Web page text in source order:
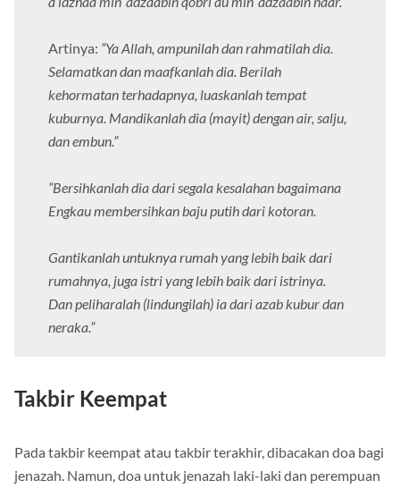
Artinya: “Ya Allah, ampunilah dan rahmatilah dia.
Selamatkan dan maafkanlah dia. Berilah
kehormatan terhadapnya, luaskanlah tempat
kuburnya. Mandikanlah dia (mayit) dengan air, salju,
dan embun.”
“Bersihkanlah dia dari segala kesalahan bagaimana
Engkau membersihkan baju putih dari kotoran.
Gantikanlah untuknya rumah yang lebih baik dari
rumahnya, juga istri yang lebih baik dari istrinya.
Dan peliharalah (lindungilah) ia dari azab kubur dan
neraka.”
Takbir Keempat
Pada takbir keempat atau takbir terakhir, dibacakan doa bagi
jenazah. Namun, doa untuk jenazah laki-laki dan perempuan